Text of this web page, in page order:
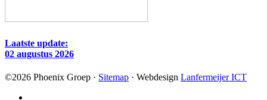
Laatste update:
02 augustus 2026
©2026 Phoenix Groep · Sitemap · Webdesign Lanfermeijer ICT